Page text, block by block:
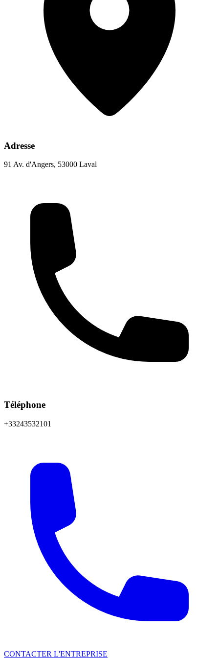
Adresse
91 Av. d'Angers, 53000 Laval
Téléphone
+33243532101
CONTACTER L'ENTREPRISE